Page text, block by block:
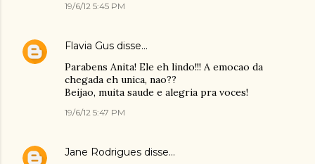
19/6/12 5:45 PM
Flavia Gus disse…
Parabens Anita! Ele eh lindo!!! A emocao da
chegada eh unica, nao??
Beijao, muita saude e alegria pra voces!
19/6/12 5:47 PM
Jane Rodrigues disse…